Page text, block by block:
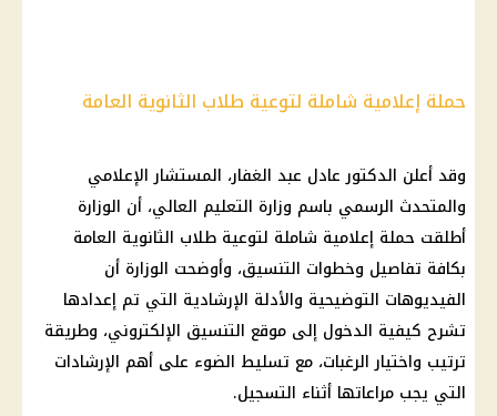
حملة إعلامية شاملة لتوعية طلاب الثانوية العامة
وقد أعلن الدكتور عادل عبد الغفار، المستشار الإعلامي
والمتحدث الرسمي باسم وزارة التعليم العالي، أن الوزارة
أطلقت حملة إعلامية شاملة لتوعية طلاب الثانوية العامة
بكافة تفاصيل وخطوات التنسيق، وأوضحت الوزارة أن
الفيديوهات التوضيحية والأدلة الإرشادية التي تم إعدادها
تشرح كيفية الدخول إلى موقع التنسيق الإلكتروني، وطريقة
ترتيب واختيار الرغبات، مع تسليط الضوء على أهم الإرشادات
التي يجب مراعاتها أثناء التسجيل.